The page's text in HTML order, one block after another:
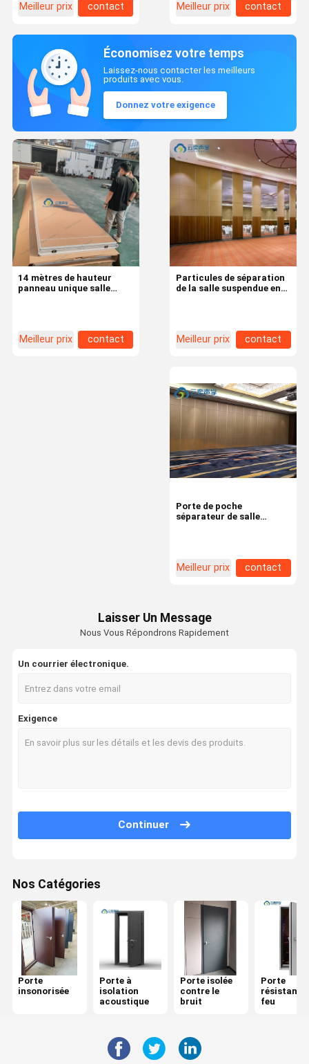
Un Devis
Porte insonorisée
Porte à isolation acoustique
Porte isolée contre le bruit
Meilleur prix
contact Meilleur prix contact
Économisez votre temps
Laissez-nous contacter les meilleurs
produits avec vous.
Donnez votre exigence
Particules de séparation
de la salle suspendue en
Meilleur prix contact
14 mètres de hauteur
panneau unique salle
Meilleur prix contact
Porte de poche
séparateur de salle
Meilleur prix contact
Laisser Un Message
Nous Vous Répondrons Rapidement
Un courrier électronique.
Exigence
Continuer
Nos Catégories
Porte
insonorisée
Porte à
isolation
acoustique
Porte isolée
contre le
bruit
Porte
résistante
feu